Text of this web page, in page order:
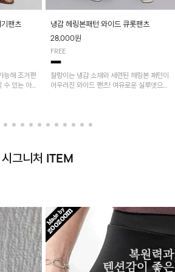
팬츠
능해 조거팬
수 있는 아
냉감 헤링본패턴 와이드 큐롯팬츠
28,000원
FREE
찰랑이는 냉감 소재와 세련된 헤링본 패턴이
어우러진 와이드 팬츠! 여유로운 실루엣으로
그니처 ITEM